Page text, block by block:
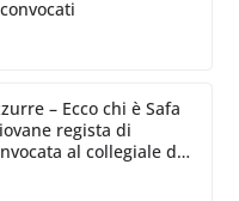
– Ecco chi è Safa
regista di
al collegiale di